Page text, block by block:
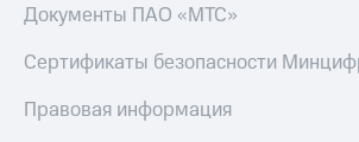
Документы ПАО «МТС»
Сертификаты безопасности
Правовая информация